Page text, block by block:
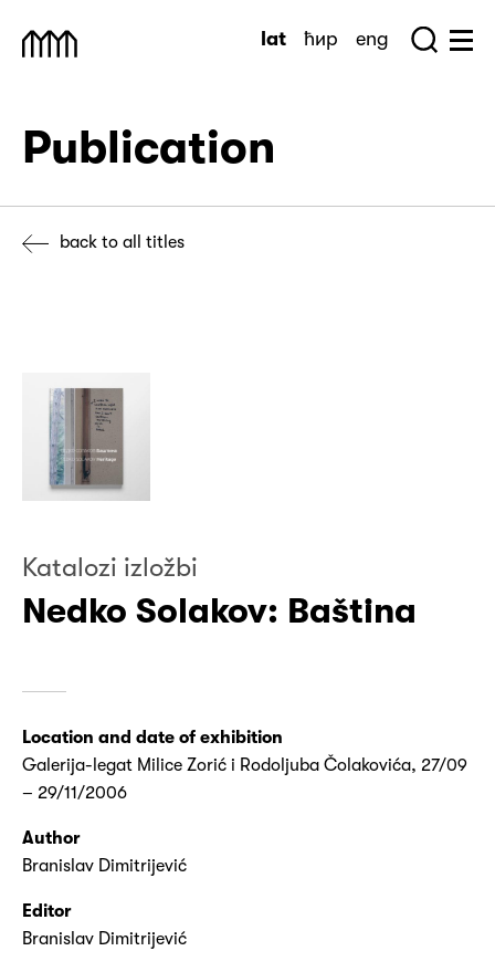
Muzej Savremene Umetnosti
lat ћир eng
Publication
back to all titles
Katalozi izložbi
Nedko Solakov: Baština
Location and date of exhibition
Galerija-legat Milice Zorić i Rodoljuba Čolakovića, 27/09
– 29/11/2006
Author
Branislav Dimitrijević
Editor
Branislav Dimitrijević